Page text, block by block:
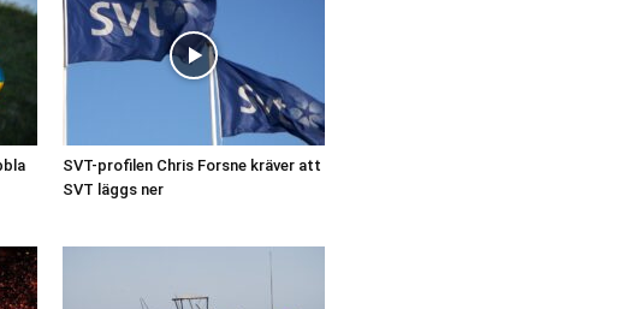
SVT-profilen Chris Forsne kräver att
SVT läggs ner